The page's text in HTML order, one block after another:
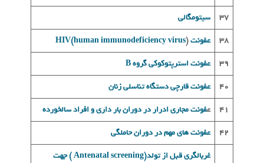
37
سيتومگالی
38
عفونت HIV(human immunodeficiency virus)
39
عفونت استرپتوکوکی گروه B
40
عفونت قارچی دستگاه تناسلی زنان
41
عفونت مجاری ادرار در دوران بار داری و افراد سالخورده
42
عفونت های مهم در دوران حاملگی
غربالگری قبل از تولد(Antenatal screening ) جهت